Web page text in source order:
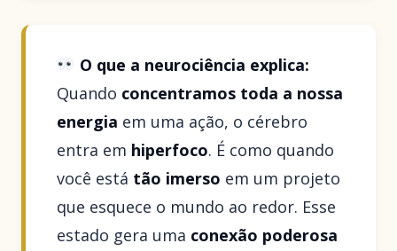
O que a neurociência explica:
Quando concentramos toda a nossa
energia em uma ação, o cérebro
entra em hiperfoco. É como quando
você está tão imerso em um projeto
que esquece o mundo ao redor. Esse
estado gera uma conexão poderosa